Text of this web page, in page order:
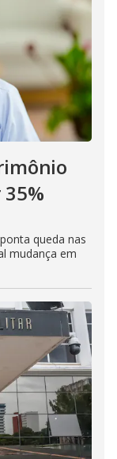
queda nas
mudança em